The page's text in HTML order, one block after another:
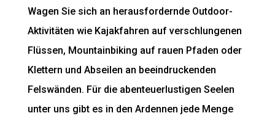
Wagen Sie sich an herausfordernde Outdoor-
Aktivitäten wie Kajakfahren auf verschlungenen
Flüssen, Mountainbiking auf rauen Pfaden oder
Klettern und Abseilen an beeindruckenden
Felswänden. Für die abenteuerlustigen Seelen
unter uns gibt es in den Ardennen jede Menge